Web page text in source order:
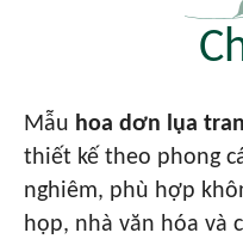
Mẫu hoa dơn lụa
thiết kế theo phong
nghiêm, phù hợp
họp, nhà văn hóa và